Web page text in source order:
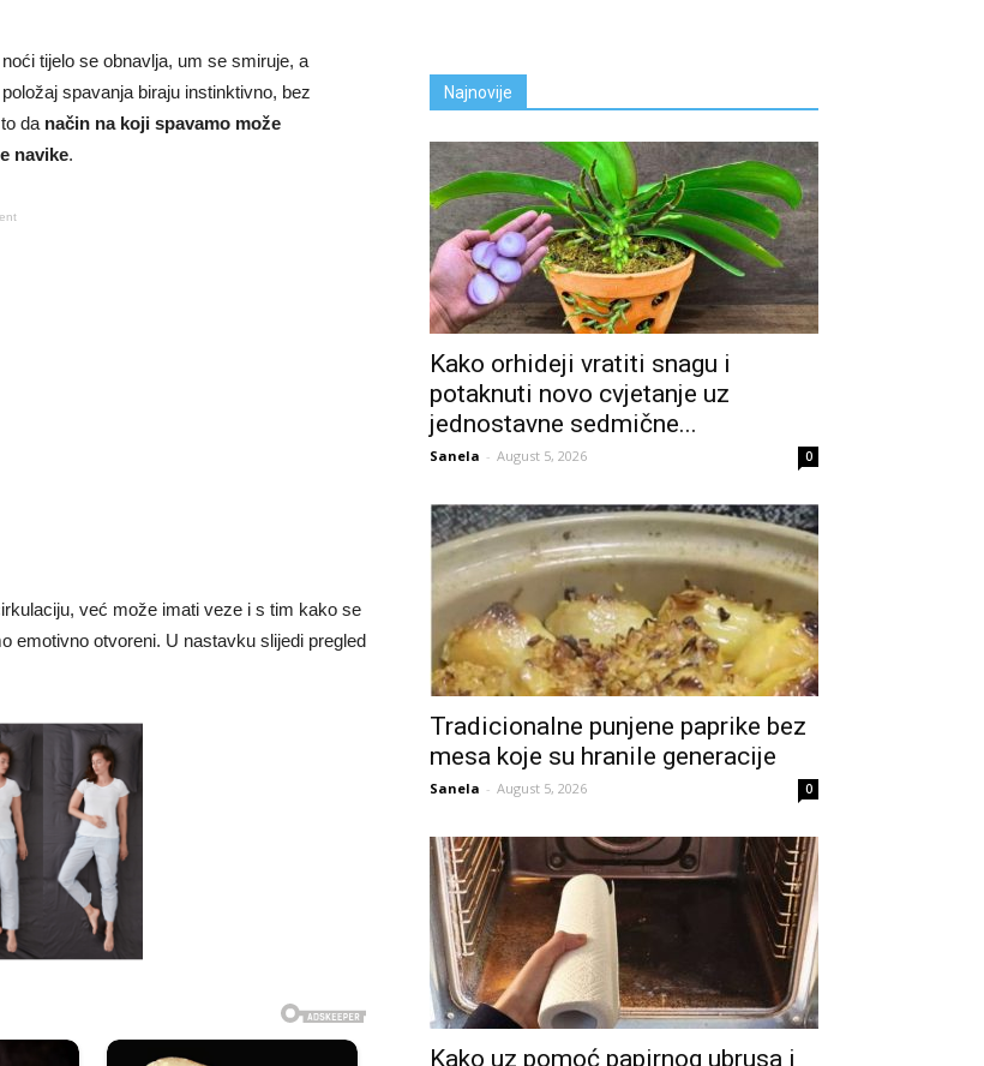
tijelo se obnavlja, um se smiruje, a
spavanja biraju instinktivno, bez
da način na koji spavamo može
navike.
već može imati veze i s tim kako se
emotivno otvoreni. U nastavku slijedi pregled
Najnovije
Kako orhideji vratiti snagu i
potaknuti novo cvjetanje uz
jednostavne sedmične...
Sanela - August 5, 2026 0
Tradicionalne punjene paprike bez
mesa koje su hranile generacije
Sanela - August 5, 2026 0
Kako uz pomoć papirnog ubrusa i